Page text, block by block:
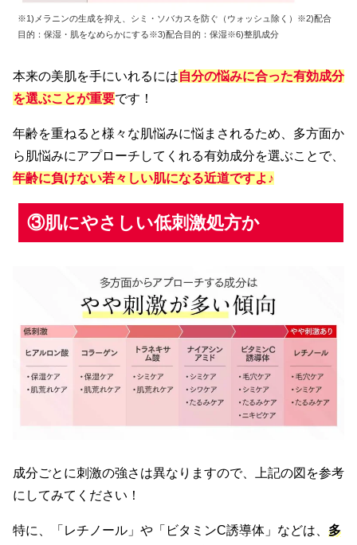
※1)メラニンの生成を抑え、シミ・ソバカスを防ぐ（ウォッシュ除く）※2)配合
目的：保湿・肌をなめらかにする※3)配合目的：保湿※6)整肌成分
本来の美肌を手にいれるには自分の悩みに合った有効成分
を選ぶことが重要です！
年齢を重ねると様々な肌悩みに悩まされるため、多方面か
ら肌悩みにアプローチしてくれる有効成分を選ぶことで、
年齢に負けない若々しい肌になる近道ですよ♪
③肌にやさしい低刺激処方か
成分ごとに刺激の強さは異なりますので、上記の図を参考
にしてみてください！
特に、「レチノール」や「ビタミンC誘導体」などは、 多